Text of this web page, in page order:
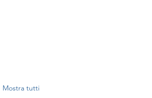
Mostra tutti